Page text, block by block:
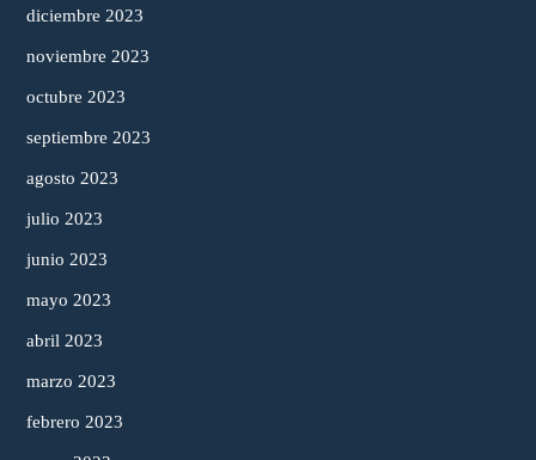
diciembre 2023
noviembre 2023
octubre 2023
septiembre 2023
agosto 2023
julio 2023
junio 2023
mayo 2023
abril 2023
marzo 2023
febrero 2023